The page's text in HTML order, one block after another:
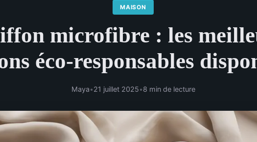
MAISON
microfibre : les
éco-responsables
Maya•21 juillet 2025•8 min de lecture